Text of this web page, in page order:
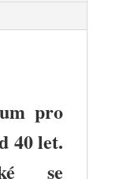
pro
40 let.
se